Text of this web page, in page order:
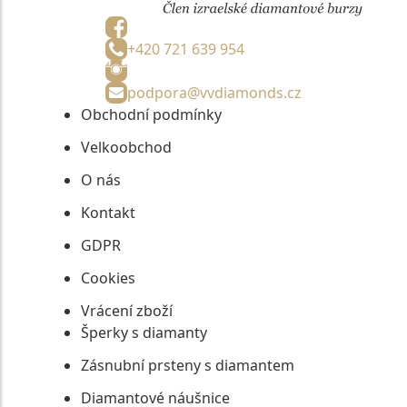
+420 721 639 954
podpora@vvdiamonds.cz
Obchodní podmínky
Velkoobchod
O nás
Kontakt
GDPR
Cookies
Vrácení zboží
Šperky s diamanty
Zásnubní prsteny s diamantem
Diamantové náušnice